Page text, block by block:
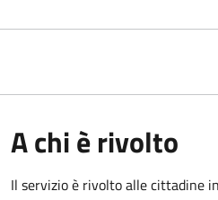
A chi è rivolto
Il servizio è rivolto alle cittadine